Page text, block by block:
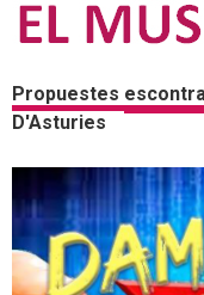
Propuestes
D'Asturies